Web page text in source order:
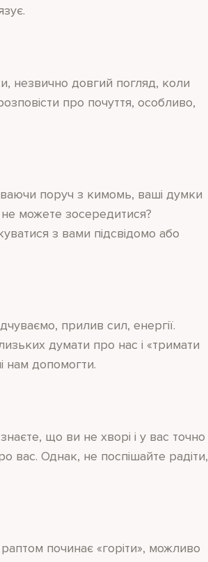
незвично довгий погляд, коли
про почуття, особливо,
поруч з кимомь, ваші думки
не можете зосередитися?
з вами підсвідомо або
прилив сил, енергії.
думати про нас і «тримати
нам допомогти.
що ви не хворі і у вас точно
вас. Однак, не поспішайте радіти,
починає «горіти», можливо